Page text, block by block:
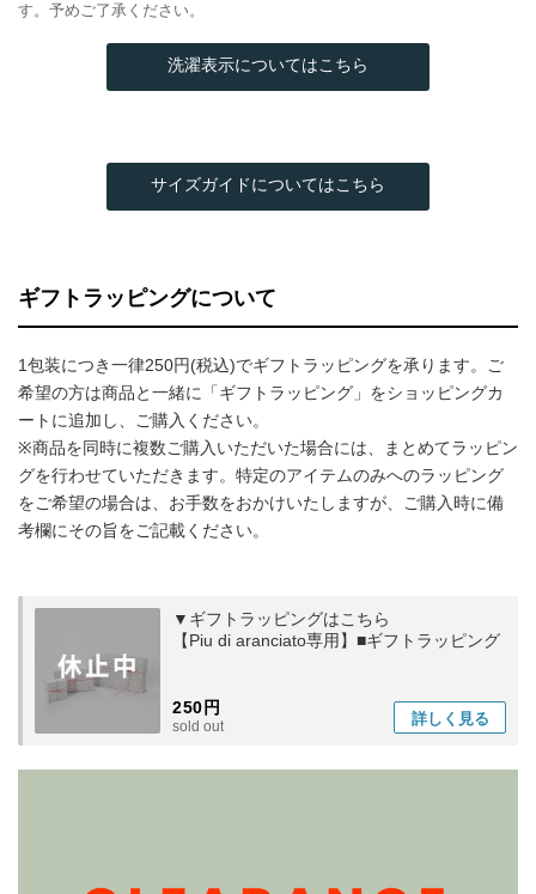
す。予めご了承ください。
洗濯表示についてはこちら
サイズガイドについてはこちら
ギフトラッピングについて
1包装につき一律250円(税込)でギフトラッピングを承ります。ご
希望の方は商品と一緒に「ギフトラッピング」をショッピングカ
ートに追加し、ご購入ください。
※商品を同時に複数ご購入いただいた場合には、まとめてラッピン
グを行わせていただきます。特定のアイテムのみへのラッピング
をご希望の場合は、お手数をおかけいたしますが、ご購入時に備
考欄にその旨をご記載ください。
▼ギフトラッピングはこちら
【Piu di aranciato専用】■ギフトラッピング
250円
sold out 詳しく 見る